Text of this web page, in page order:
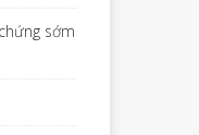
sớm